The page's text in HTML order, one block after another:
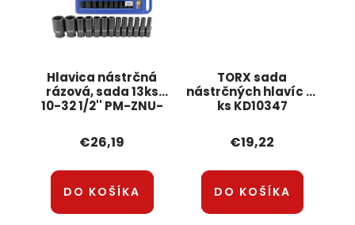
Hlavica nástrčná
rázová, sada 13ks
10-32 1/2'' PM-ZNU-
€26,19
DO KOŠÍKA
TORX sada
nástrčných hlavíc 19
ks KD10347
€19,22
DO KOŠÍKA